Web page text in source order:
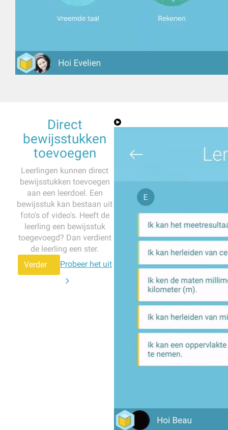
Direct
bewijsstukken
toevoegen
Leerlingen kunnen direct
bewijsstukken toevoegen
aan een leerdoel. Een
bewijsstuk kan bestaan uit
foto's of video's. Heeft de
leerling een bewijsstuk
toegevoegd? Dan verdient
de leerling een ster.
Verder
Probeer het uit